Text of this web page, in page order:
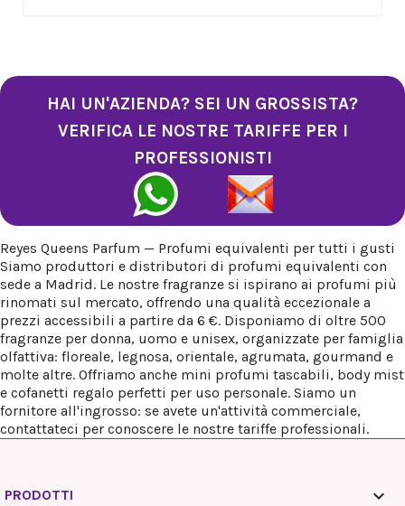
HAI UN'AZIENDA? SEI UN GROSSISTA?
VERIFICA LE NOSTRE TARIFFE PER I
PROFESSIONISTI
Reyes Queens Parfum — Profumi equivalenti per tutti i gusti
Siamo produttori e distributori di profumi equivalenti con
sede a Madrid. Le nostre fragranze si ispirano ai profumi più
rinomati sul mercato, offrendo una qualità eccezionale a
prezzi accessibili a partire da 6 €. Disponiamo di oltre 500
fragranze per donna, uomo e unisex, organizzate per famiglia
olfattiva: floreale, legnosa, orientale, agrumata, gourmand e
molte altre. Offriamo anche mini profumi tascabili, body mist
e cofanetti regalo perfetti per uso personale. Siamo un
fornitore all'ingrosso: se avete un'attività commerciale,
contattateci per conoscere le nostre tariffe professionali.
PRODOTTI 